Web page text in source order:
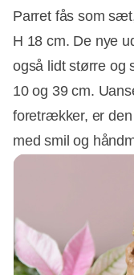
Parret fås som
H 18 cm. De nye
også lidt større og
10 og 39 cm.
foretrækker, er
med smil og